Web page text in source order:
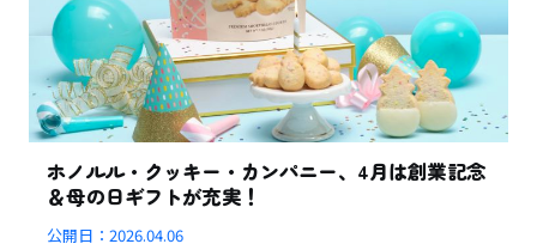
ホノルル・クッキー・カンパニー、4月は創業記念
＆母の日ギフトが充実！
公開日：2026.04.06